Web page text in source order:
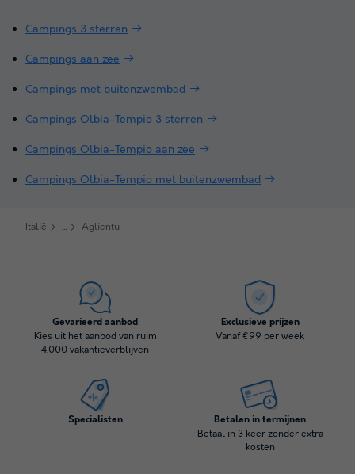
Campings 3 sterren
Campings aan zee
Campings met buitenzwembad
Campings Olbia-Tempio 3 sterren
Campings Olbia-Tempio aan zee
Campings Olbia-Tempio met buitenzwembad
Italië Aglientu
Gevarieerd aanbod
Kies uit het aanbod van ruim
4.000 vakantieverblijven
Exclusieve prijzen
Vanaf €99 per week
Specialisten Betalen in termijnen
Betaal in 3 keer zonder extra
kosten